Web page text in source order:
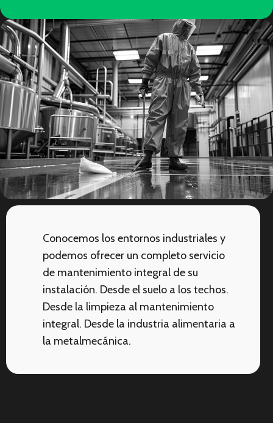
Conocemos los entornos industriales y
podemos ofrecer un completo servicio
de mantenimiento integral de su
instalación. Desde el suelo a los techos.
Desde la limpieza al mantenimiento
integral. Desde la industria alimentaria a
la metalmecánica.